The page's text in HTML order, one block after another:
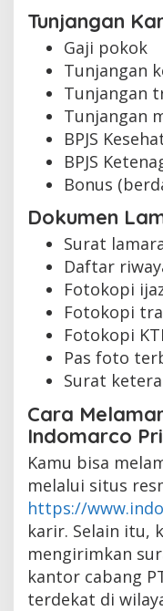
Tunjangan
Gaji pokok
Tunjangan
Tunjangan
Tunjangan
BPJS
BPJS
Bonus
Dokumen
Surat
Daftar
Fotokopi
Fotokopi
Fotokopi
Pas foto
Surat
Cara
Indomarco
Kamu bisa
melalui situs
https://
karir. Selain itu,
mengirimkan
kantor cabang
terdekat di